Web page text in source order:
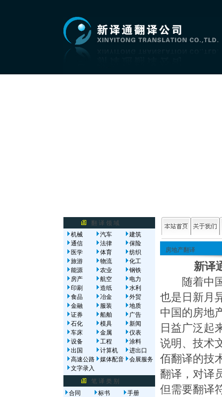
翻 译 领 域
机械
汽车
建筑
通信
法律
保险
医学
体育
纺织
旅游
物流
化工
能源
农业
钢铁
房产
航空
电力
印刷
造纸
水利
食品
冶金
外贸
金融
服装
地质
证券
船舶
广告
石化
模具
新闻
车床
金属
仪表
设备
工程
涂料
出国
计算机
进出口
高速公路
媒体配音
会展服务
文字录入
笔 译 类 别
合同
标书
手册
房地产翻译
新译
随着中国
也是日新月
中国的房地
日益广泛起
说明、技术
佰翻译的技
翻译，对译
但需要翻译